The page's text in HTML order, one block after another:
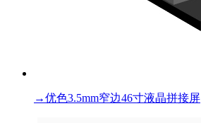
→优色3.5mm窄边46寸液晶拼接屏